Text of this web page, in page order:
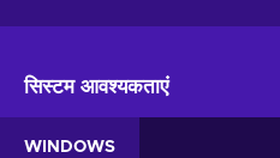
सिस्टम आवश्यकताएं
WINDOWS